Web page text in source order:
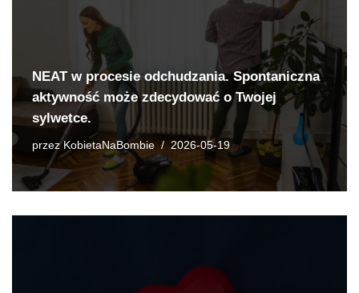
NEAT w procesie odchudzania. Spontaniczna
aktywność może zdecydować o Twojej
sylwetce.
przez KobietaNaBombie 2026-05-19